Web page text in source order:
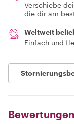
Verschiebe
die dir am
Weltweit
Einfach und
Bewertungen